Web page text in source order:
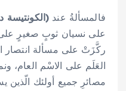
فالمسألةُ عند (الكونتيسة
على نسيان ثوبٍ صغيرٍ
ركَّزَتْ على مسألة انتصار
العَلَم على الاسْم العام،
مصائرِ جميع أولئك